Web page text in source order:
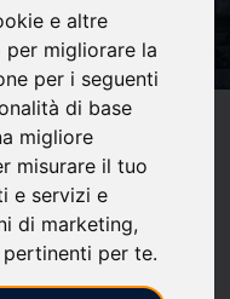
e altre
migliorare la
per i seguenti
di base
migliore
misurare il tuo
e servizi e
di marketing,
per te.
en
voto y